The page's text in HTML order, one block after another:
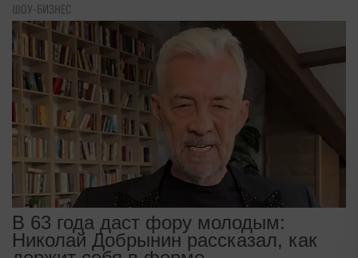
ШОУ-БИЗНЕС
В 63 года даст фору молодым:
Николай Добрынин рассказал, как